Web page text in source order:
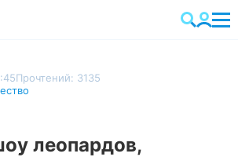
Прочтений: 3135
леопардов,